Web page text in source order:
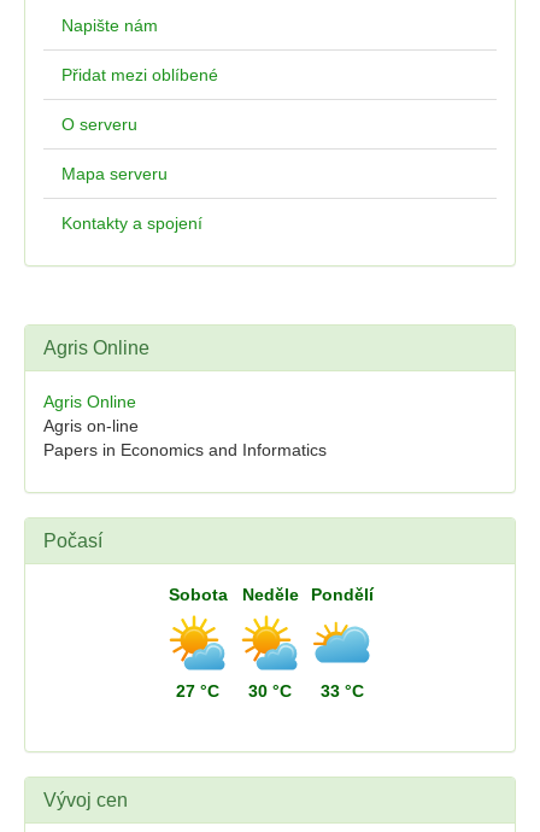
Napište nám
Přidat mezi oblíbené
O serveru
Mapa serveru
Kontakty a spojení
Agris Online
Agris Online
Agris on-line
Papers in Economics and Informatics
Počasí
Sobota
27 °C
Neděle
30 °C
Pondělí
33 °C
Vývoj cen